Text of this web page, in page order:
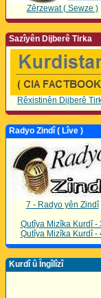
Zêrzewat ( Sewze )
Sazîyên Dijberê Tirka
Rêxistinên Dijberê
Radyo Zindî ( Lîve )
7 - Radyo yên Zindî
Qutîya Mizîka Kurdî -
Qutîya Mizîka Kurdî -
Kurdî û Îngîlîzî